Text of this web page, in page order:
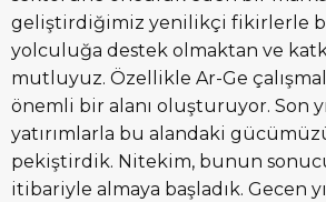
geliştirdiğimiz yenilikçi fikirlerle
yolculuğa destek olmaktan ve
mutluyuz. Özellikle Ar-Ge
önemli bir alanı oluşturuyor. Son
yatırımlarla bu alandaki
pekiştirdik. Nitekim, bunun
itibariyle almaya başladık. Gecen